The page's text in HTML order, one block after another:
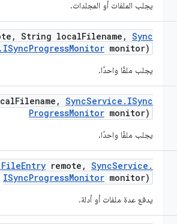
يجلب الملفات أو المجلدات.
, String localFilename , Sync
. ISyncProgressMonitor monitor)
يجلب ملفًا واحدًا.
Filename , SyncService . ISync
ProgressMonitor monitor)
يجلب ملفًا واحدًا.
FileEntry remote , SyncService .
ISyncProgressMonitor monitor)
يدفع عدة ملفات أو أدلة.